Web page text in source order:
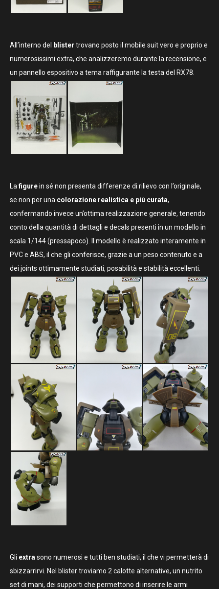
All’interno del blister trovano posto il mobile suit vero e proprio e
numerosissimi extra, che analizzeremo durante la recensione, e
un pannello espositivo a tema raffigurante la testa del RX78.
La figurein sé non presenta differenze di rilievo con l’originale,
se non per una colorazione realistica e più curata,
confermando invece un’ottima realizzazione generale, tenendo
conto della quantità di dettagli e decals presenti in un modello in
scala 1/144 (pressapoco). Il modello è realizzato interamente in
PVC e ABS, il che gli conferisce, grazie a un peso contenuto e a
dei joints ottimamente studiati, posabilità e stabilità eccellenti.
Gli extra sono numerosi e tutti ben studiati, il che vi permetterà di
sbizzarrirvi. Nel blister troviamo 2 calotte alternative, un nutrito
set di mani, dei supporti che permettono di inserire le armi